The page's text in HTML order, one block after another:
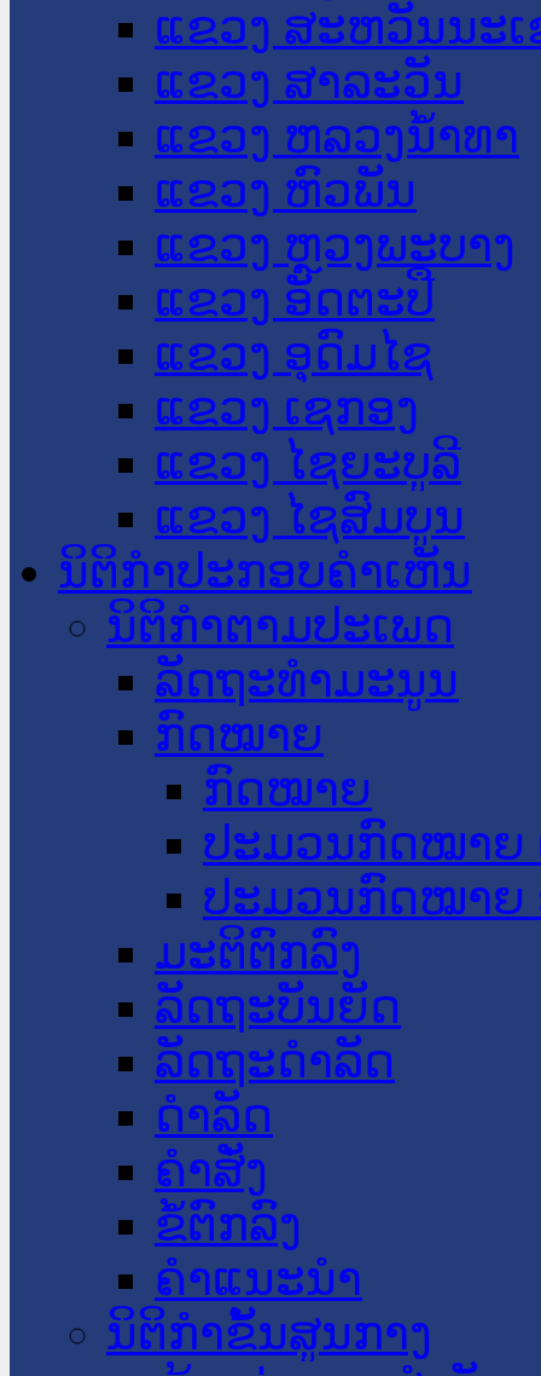
ແຂວງ ສະຫວັນນະ
ແຂວງ ສາລະວັນ
ແຂວງ ຫລວງນໍ້າທາ
ແຂວງ ຫົວພັນ
ແຂວງ ຫຼວງພະບາງ
ແຂວງ ອັດຕະປື
ແຂວງ ອຸດົມໄຊ
ແຂວງ ເຊກອງ
ແຂວງ ໄຊຍະບູລີ
ແຂວງ ໄຊສົມບູນ
ນິຕິກໍາປະກອບຄໍາເຫັນ
ນິຕິກໍາຕາມປະເພດ
ລັດຖະທໍາມະນູນ
ກົດໝາຍ
ກົດໝາຍ
ປະມວນກົດໝາຍ
ປະມວນກົດໝາຍ
ມະຕິຕົກລົງ
ລັດຖະບັນຍັດ
ລັດຖະດໍາລັດ
ດໍາລັດ
ຄໍາສັ່ງ
ຂໍ້ຕົກລົງ
ຄໍາແນະນໍາ
ນິຕິກຳຂັ້ນສູນກາງ